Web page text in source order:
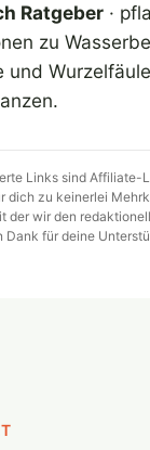
Ratgeber·
zu
und
Links sind Affiliate-
dich zu keinerlei
der wir den
Dank für deine